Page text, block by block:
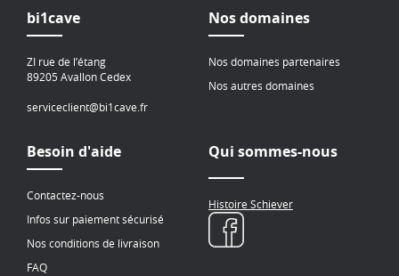
bi1cave
ZI rue de l’étang
89205 Avallon Cedex
serviceclient@bi1cave.fr
Nos domaines
Nos domaines partenaires
Nos autres domaines
Besoin d'aide
Contactez-nous
Infos sur paiement sécurisé
Nos conditions de livraison
FAQ
Qui sommes-nous
Histoire Schiever